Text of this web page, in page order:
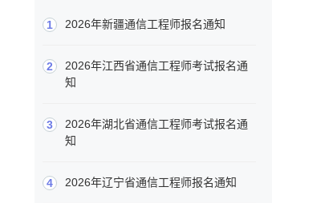
1 2026年新疆通信工程师报名通知
2
2026年江西省通信工程师考试报名通
知
3
2026年湖北省通信工程师考试报名通
知
4 2026年辽宁省通信工程师报名通知